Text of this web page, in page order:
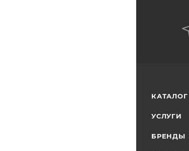
КАТАЛОГ
УСЛУГИ
БРЕНДЫ